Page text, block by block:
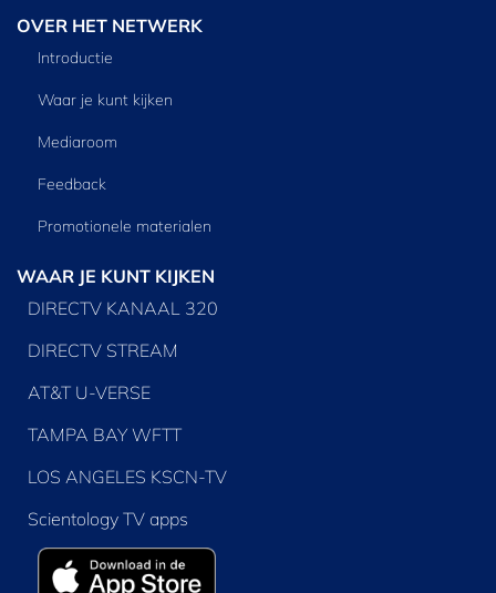
OVER HET NETWERK
Introductie
Waar je kunt kijken
Mediaroom
Feedback
Promotionele materialen
WAAR JE KUNT KIJKEN
DIRECTV KANAAL 320
DIRECTV STREAM
AT&T U-VERSE
TAMPA BAY WFTT
LOS ANGELES KSCN-TV
Scientology TV apps